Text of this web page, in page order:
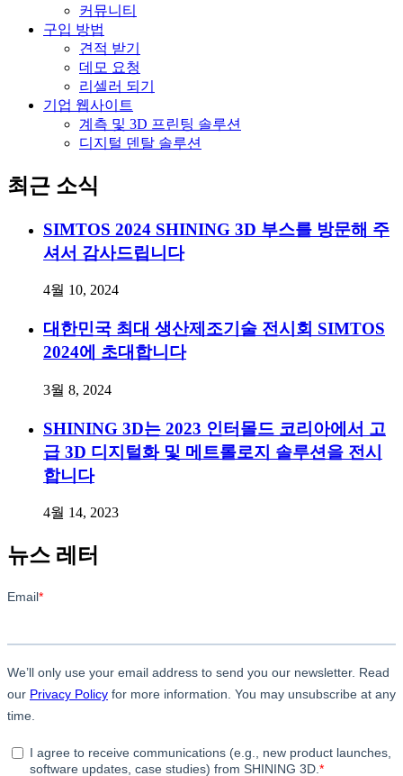
커뮤니티
구입 방법
견적 받기
데모 요청
리셀러 되기
기업 웹사이트
계측 및 3D 프린팅 솔루션
디지털 덴탈 솔루션
최근 소식
SIMTOS 2024 SHINING 3D 부스를 방문해 주
셔서 감사드립니다
4월 10, 2024
대한민국 최대 생산제조기술 전시회 SIMTOS
2024에 초대합니다
3월 8, 2024
SHINING 3D는 2023 인터몰드 코리아에서 고
급 3D 디지털화 및 메트롤로지 솔루션을 전시
합니다
4월 14, 2023
뉴스 레터